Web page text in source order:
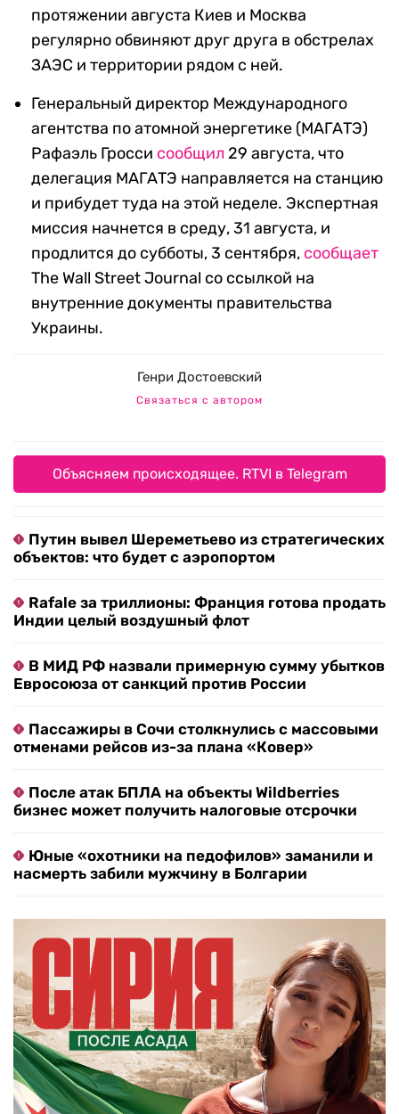
протяжении августа Киев и Москва
регулярно обвиняют друг друга в обстрелах
ЗАЭС и территории рядом с ней.
Генеральный директор Международного
агентства по атомной энергетике (МАГАТЭ)
Рафаэль Гросси сообщил 29 августа, что
делегация МАГАТЭ направляется на станцию
и прибудет туда на этой неделе. Экспертная
миссия начнется в среду, 31 августа, и
продлится до субботы, 3 сентября, сообщает
The Wall Street Journal со ссылкой на
внутренние документы правительства
Украины.
Генри Достоевский
Связаться с автором
Объясняем происходящее. RTVI в Telegram
Путин вывел Шереметьево из стратегических
объектов: что будет с аэропортом
Rafale за триллионы: Франция готова продать
Индии целый воздушный флот
В МИД РФ назвали примерную сумму убытков
Евросоюза от санкций против России
Пассажиры в Сочи столкнулись с массовыми
отменами рейсов из-за плана «Ковер»
После атак БПЛА на объекты Wildberries
бизнес может получить налоговые отсрочки
Юные «охотники на педофилов» заманили и
насмерть забили мужчину в Болгарии